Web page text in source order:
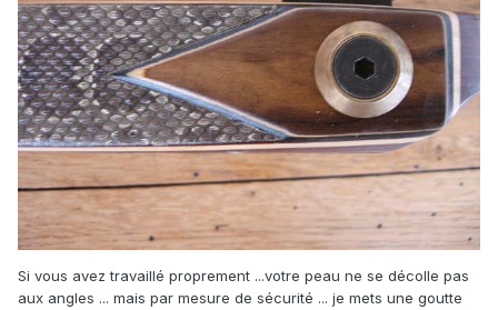
Si vous avez travaillé proprement ...votre peau ne se décolle pas
aux angles ... mais par mesure de sécurité ... je mets une goutte